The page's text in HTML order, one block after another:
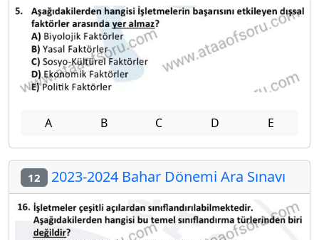
A B C D E
12 2023-2024 Bahar Dönemi Ara Sınavı